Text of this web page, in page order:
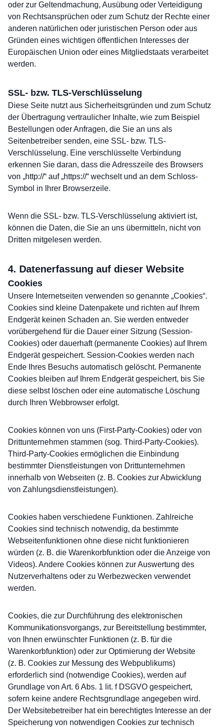
oder zur Geltendmachung, Ausübung oder Verteidigung
von Rechtsansprüchen oder zum Schutz der Rechte einer
anderen natürlichen oder juristischen Person oder aus
Gründen eines wichtigen öffentlichen Interesses der
Europäischen Union oder eines Mitgliedstaats verarbeitet
werden.
SSL- bzw. TLS-Verschlüsselung
Diese Seite nutzt aus Sicherheitsgründen und zum Schutz
der Übertragung vertraulicher Inhalte, wie zum Beispiel
Bestellungen oder Anfragen, die Sie an uns als
Seitenbetreiber senden, eine SSL- bzw. TLS-
Verschlüsselung. Eine verschlüsselte Verbindung
erkennen Sie daran, dass die Adresszeile des Browsers
von „http://“ auf „https://“ wechselt und an dem Schloss-
Symbol in Ihrer Browserzeile.
Wenn die SSL- bzw. TLS-Verschlüsselung aktiviert ist,
können die Daten, die Sie an uns übermitteln, nicht von
Dritten mitgelesen werden.
4. Datenerfassung auf dieser Website
Cookies
Unsere Internetseiten verwenden so genannte „Cookies“.
Cookies sind kleine Datenpakete und richten auf Ihrem
Endgerät keinen Schaden an. Sie werden entweder
vorübergehend für die Dauer einer Sitzung (Session-
Cookies) oder dauerhaft (permanente Cookies) auf Ihrem
Endgerät gespeichert. Session-Cookies werden nach
Ende Ihres Besuchs automatisch gelöscht. Permanente
Cookies bleiben auf Ihrem Endgerät gespeichert, bis Sie
diese selbst löschen oder eine automatische Löschung
durch Ihren Webbrowser erfolgt.
Cookies können von uns (First-Party-Cookies) oder von
Drittunternehmen stammen (sog. Third-Party-Cookies).
Third-Party-Cookies ermöglichen die Einbindung
bestimmter Dienstleistungen von Drittunternehmen
innerhalb von Webseiten (z. B. Cookies zur Abwicklung
von Zahlungsdienstleistungen).
Cookies haben verschiedene Funktionen. Zahlreiche
Cookies sind technisch notwendig, da bestimmte
Webseitenfunktionen ohne diese nicht funktionieren
würden (z. B. die Warenkorbfunktion oder die Anzeige von
Videos). Andere Cookies können zur Auswertung des
Nutzerverhaltens oder zu Werbezwecken verwendet
werden.
Cookies, die zur Durchführung des elektronischen
Kommunikationsvorgangs, zur Bereitstellung bestimmter,
von Ihnen erwünschter Funktionen (z. B. für die
Warenkorbfunktion) oder zur Optimierung der Website
(z. B. Cookies zur Messung des Webpublikums)
erforderlich sind (notwendige Cookies), werden auf
Grundlage von Art. 6 Abs. 1 lit. f DSGVO gespeichert,
sofern keine andere Rechtsgrundlage angegeben wird.
Der Websitebetreiber hat ein berechtigtes Interesse an der
Speicherung von notwendigen Cookies zur technisch